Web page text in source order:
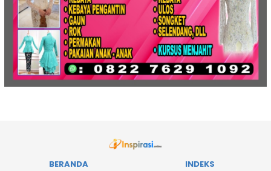
BERANDA INDEKS